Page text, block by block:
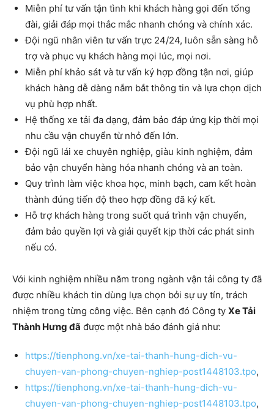
Miễn phí tư vấn tận tình khi khách hàng gọi đến tổng
đài, giải đáp mọi thắc mắc nhanh chóng và chính xác.
Đội ngũ nhân viên tư vấn trực 24/24, luôn sẵn sàng hỗ
trợ và phục vụ khách hàng mọi lúc, mọi nơi.
Miễn phí khảo sát và tư vấn ký hợp đồng tận nơi, giúp
khách hàng dễ dàng nắm bắt thông tin và lựa chọn dịch
vụ phù hợp nhất.
Hệ thống xe tải đa dạng, đảm bảo đáp ứng kịp thời mọi
nhu cầu vận chuyển từ nhỏ đến lớn.
Đội ngũ lái xe chuyên nghiệp, giàu kinh nghiệm, đảm
bảo vận chuyển hàng hóa nhanh chóng và an toàn.
Quy trình làm việc khoa học, minh bạch, cam kết hoàn
thành đúng tiến độ theo hợp đồng đã ký kết.
Hỗ trợ khách hàng trong suốt quá trình vận chuyển,
đảm bảo quyền lợi và giải quyết kịp thời các phát sinh
nếu có.
Với kinh nghiệm nhiều năm trong ngành vận tải công ty đã
được nhiều khách tin dùng lựa chọn bởi sự uy tín, trách
nhiệm trong từng công việc. Bên cạnh đó Công ty Xe Tải
Thành Hưng đã được một nhà báo đánh giá như:
https://tienphong.vn/xe-tai-thanh-hung-dich-vu-
chuyen-van-phong-chuyen-nghiep-post1448103.tpo,
https://tienphong.vn/xe-tai-thanh-hung-dich-vu-
chuyen-van-phong-chuyen-nghiep-post1448103.tpo,